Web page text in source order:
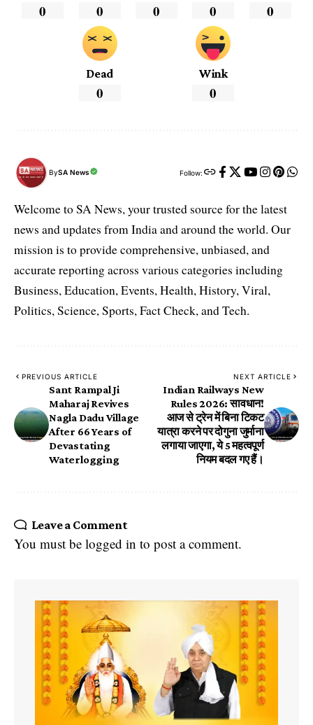
0 0 0 0 0
Dead
0
Wink
0
BySA News Follow:
Welcome to SA News, your trusted source for the latest
news and updates from India and around the world. Our
mission is to provide comprehensive, unbiased, and
accurate reporting across various categories including
Business, Education, Events, Health, History, Viral,
Politics, Science, Sports, Fact Check, and Tech.
PREVIOUS ARTICLE
Sant Rampal Ji
Maharaj Revives
Nagla Dadu Village
After 66 Years of
Devastating
Waterlogging
NEXT ARTICLE
Indian Railways New
Rules 2026: सावधान!
आज से ट्रेन में बिना टिकट
यात्रा करने पर दोगुना जुर्माना
लगाया जाएगा, ये 5 महत्वपूर्ण
नियम बदल गए हैं।
Leave a Comment
You must be logged in to post a comment.